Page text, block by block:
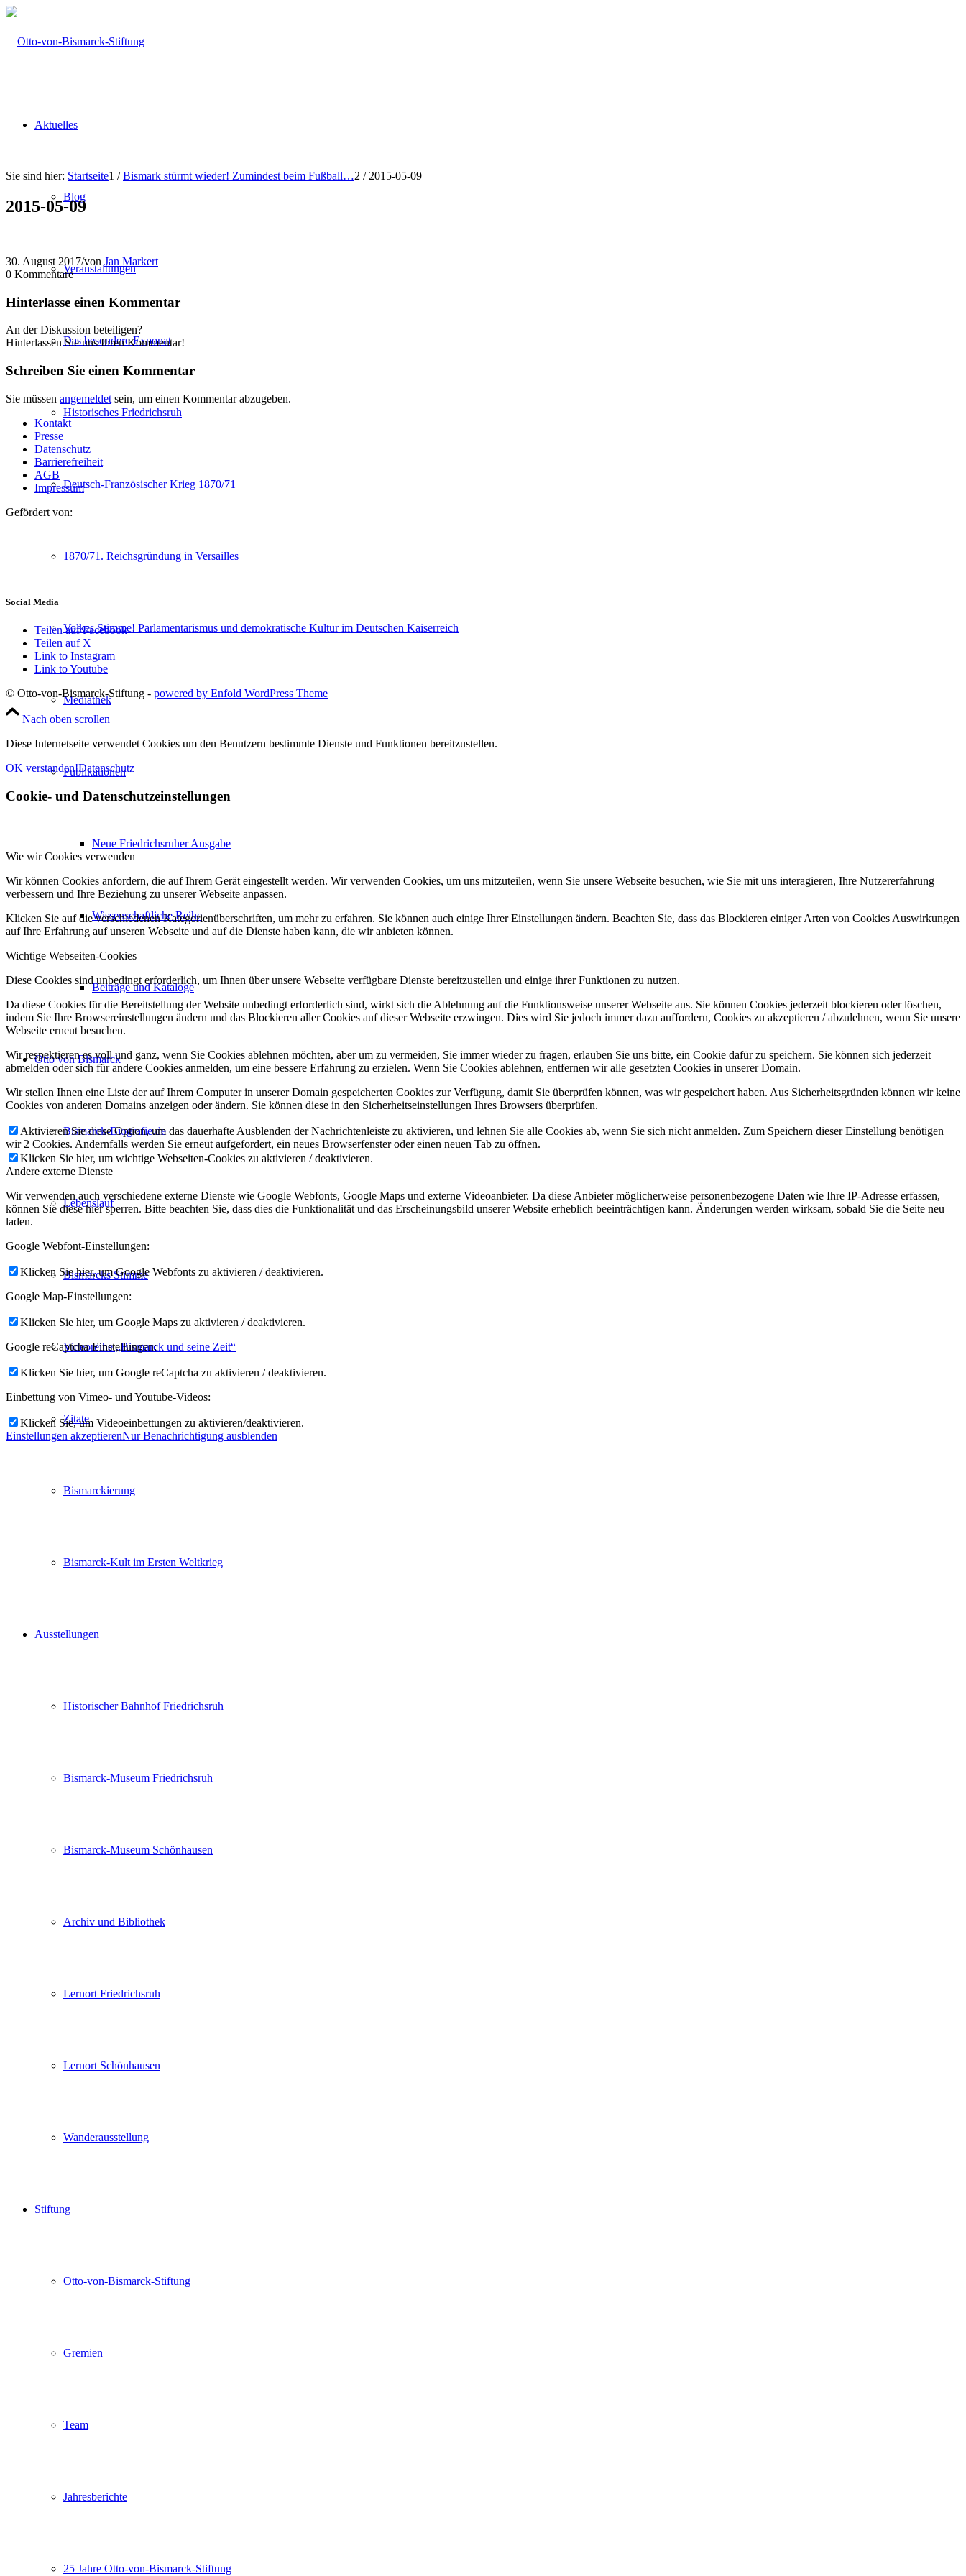
Aktuelles
Blog
Veranstaltungen
Das besondere Exponat
Historisches Friedrichsruh
Deutsch-Französischer Krieg 1870/71
1870/71. Reichsgründung in Versailles
Volkes Stimme! Parlamentarismus und demokratische Kultur im Deutschen Kaiserreich
Mediathek
Publikationen
Neue Friedrichsruher Ausgabe
Wissenschaftliche Reihe
Beiträge und Kataloge
Otto von Bismarck
Bismarck-Biografie.de
Lebenslauf
Bismarcks Stimme
Videoreihe „Bismarck und seine Zeit“
Zitate
Bismarckierung
Bismarck-Kult im Ersten Weltkrieg
Ausstellungen
Historischer Bahnhof Friedrichsruh
Bismarck-Museum Friedrichsruh
Bismarck-Museum Schönhausen
Archiv und Bibliothek
Lernort Friedrichsruh
Lernort Schönhausen
Wanderausstellung
Stiftung
Otto-von-Bismarck-Stiftung
Gremien
Team
Jahresberichte
25 Jahre Otto-von-Bismarck-Stiftung
Sie sind hier: Startseite1 / Bismark stürmt wieder! Zumindest beim Fußball…2 / 2015-05-09
2015-05-09
30. August 2017/von Jan Markert
0 Kommentare
Hinterlasse einen Kommentar
An der Diskussion beteiligen?
Hinterlassen Sie uns Ihren Kommentar!
Schreiben Sie einen Kommentar
Sie müssen angemeldet sein, um einen Kommentar abzugeben.
Kontakt
Presse
Datenschutz
Barrierefreiheit
AGB
Impressum
Gefördert von:
Social Media
Teilen auf Facebook
Teilen auf X
Link to Instagram
Link to Youtube
© Otto-von-Bismarck-Stiftung - powered by Enfold WordPress Theme
Nach oben scrollen
Diese Internetseite verwendet Cookies um den Benutzern bestimmte Dienste und Funktionen bereitzustellen.
OK verstanden!Datenschutz
Cookie- und Datenschutzeinstellungen
Wie wir Cookies verwenden
Wir können Cookies anfordern, die auf Ihrem Gerät eingestellt werden. Wir verwenden Cookies, um uns mitzuteilen, wenn Sie unsere Webseite besuchen, wie Sie mit uns interagieren, Ihre Nutzererfahrung
verbessern und Ihre Beziehung zu unserer Webseite anpassen.
Klicken Sie auf die verschiedenen Kategorienüberschriften, um mehr zu erfahren. Sie können auch einige Ihrer Einstellungen ändern. Beachten Sie, dass das Blockieren einiger Arten von Cookies Auswirkungen
auf Ihre Erfahrung auf unseren Webseite und auf die Dienste haben kann, die wir anbieten können.
Wichtige Webseiten-Cookies
Diese Cookies sind unbedingt erforderlich, um Ihnen über unsere Webseite verfügbare Dienste bereitzustellen und einige ihrer Funktionen zu nutzen.
Da diese Cookies für die Bereitstellung der Website unbedingt erforderlich sind, wirkt sich die Ablehnung auf die Funktionsweise unserer Webseite aus. Sie können Cookies jederzeit blockieren oder löschen,
indem Sie Ihre Browsereinstellungen ändern und das Blockieren aller Cookies auf dieser Webseite erzwingen. Dies wird Sie jedoch immer dazu auffordern, Cookies zu akzeptieren / abzulehnen, wenn Sie unsere
Webseite erneut besuchen.
Wir respektieren es voll und ganz, wenn Sie Cookies ablehnen möchten, aber um zu vermeiden, Sie immer wieder zu fragen, erlauben Sie uns bitte, ein Cookie dafür zu speichern. Sie können sich jederzeit
abmelden oder sich für andere Cookies anmelden, um eine bessere Erfahrung zu erzielen. Wenn Sie Cookies ablehnen, entfernen wir alle gesetzten Cookies in unserer Domain.
Wir stellen Ihnen eine Liste der auf Ihrem Computer in unserer Domain gespeicherten Cookies zur Verfügung, damit Sie überprüfen können, was wir gespeichert haben. Aus Sicherheitsgründen können wir keine
Cookies von anderen Domains anzeigen oder ändern. Sie können diese in den Sicherheitseinstellungen Ihres Browsers überprüfen.
Aktivieren Sie diese Option, um das dauerhafte Ausblenden der Nachrichtenleiste zu aktivieren, und lehnen Sie alle Cookies ab, wenn Sie sich nicht anmelden. Zum Speichern dieser Einstellung benötigen
wir 2 Cookies. Andernfalls werden Sie erneut aufgefordert, ein neues Browserfenster oder einen neuen Tab zu öffnen.
Klicken Sie hier, um wichtige Webseiten-Cookies zu aktivieren / deaktivieren.
Andere externe Dienste
Wir verwenden auch verschiedene externe Dienste wie Google Webfonts, Google Maps und externe Videoanbieter. Da diese Anbieter möglicherweise personenbezogene Daten wie Ihre IP-Adresse erfassen,
können Sie diese hier sperren. Bitte beachten Sie, dass dies die Funktionalität und das Erscheinungsbild unserer Website erheblich beeinträchtigen kann. Änderungen werden wirksam, sobald Sie die Seite neu
laden.
Google Webfont-Einstellungen:
Klicken Sie hier, um Google Webfonts zu aktivieren / deaktivieren.
Google Map-Einstellungen:
Klicken Sie hier, um Google Maps zu aktivieren / deaktivieren.
Google reCaptcha-Einstellungen:
Klicken Sie hier, um Google reCaptcha zu aktivieren / deaktivieren.
Einbettung von Vimeo- und Youtube-Videos:
Klicken Sie, um Videoeinbettungen zu aktivieren/deaktivieren.
Einstellungen akzeptierenNur Benachrichtigung ausblenden